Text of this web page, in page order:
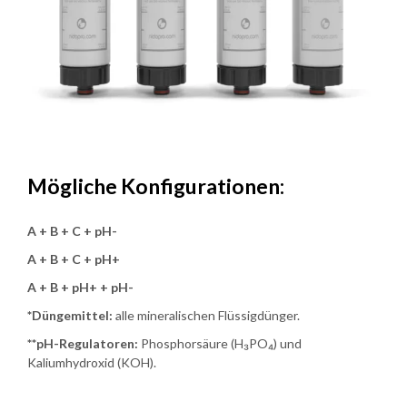
Mögliche Konfigurationen:
A + B + C + pH-
A + B + C + pH+
A + B + pH+ + pH-
*Düngemittel: alle mineralischen Flüssigdünger.
**pH-Regulatoren: Phosphorsäure (H₃PO₄) und
Kaliumhydroxid (KOH).